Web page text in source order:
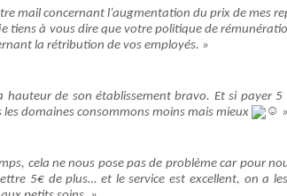
mail concernant l’augmentation du prix de mes
tiens à vous dire que votre politique de
la rétribution de vos employés. »
de son établissement bravo. Et si payer
domaines consommons moins mais mieux
»
cela ne nous pose pas de problème car pour
5€ de plus… et le service est excellent, on a